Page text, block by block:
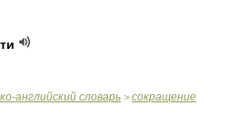
английский словарь > сокращение